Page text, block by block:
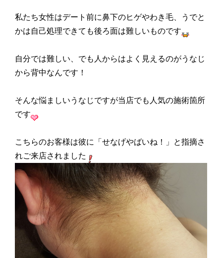
私たち女性はデート前に鼻下のヒゲやわき毛、うでと
かは自己処理できても後ろ面は難しいものです
自分では難しい、でも人からはよく見えるのがうなじ
から背中なんです！
そんな悩ましいうなじですが当店でも人気の施術箇所
です
こちらのお客様は彼に「せなげやばいね！」と指摘さ
れご来店されました